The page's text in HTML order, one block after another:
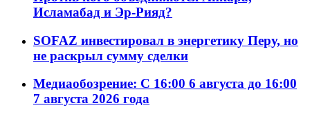
Исламабад и Эр-Рияд?
SOFAZ инвестировал в энергетику Перу, но
не раскрыл сумму сделки
Медиаобозрение: С 16:00 6 августа до 16:00
7 августа 2026 года